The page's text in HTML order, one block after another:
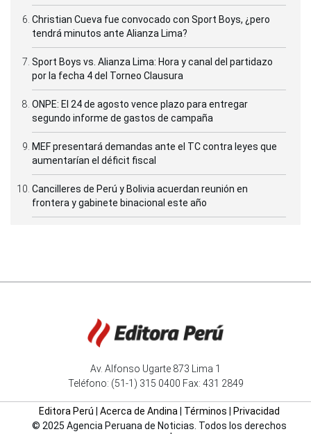
Christian Cueva fue convocado con Sport Boys, ¿pero
tendrá minutos ante Alianza Lima?
Sport Boys vs. Alianza Lima: Hora y canal del partidazo
por la fecha 4 del Torneo Clausura
ONPE: El 24 de agosto vence plazo para entregar
segundo informe de gastos de campaña
MEF presentará demandas ante el TC contra leyes que
aumentarían el déficit fiscal
Cancilleres de Perú y Bolivia acuerdan reunión en
frontera y gabinete binacional este año
Av. Alfonso Ugarte 873 Lima 1
Teléfono: (51-1) 315 0400 Fax: 431 2849
Editora Perú Acerca de Andina Términos
Privacidad
© 2025 Agencia Peruana de Noticias. Todos los derechos